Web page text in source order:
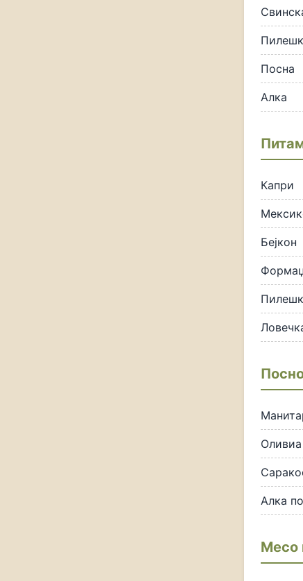
Посна
Алка
Капри
Бејкон
Оливиа
Алка
Месо